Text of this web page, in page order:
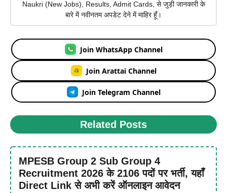
Naukri (New Jobs), Results, Admit Cards, से जुड़ी जानकारी के
बारे में नवीनतम अपडेट देने में माहिर हूँ।
Join WhatsApp Channel
Join Arattai Channel
Join Telegram Channel
Related Posts
MPESB Group 2 Sub Group 4
Recruitment 2026 के 2106 पदों पर भर्ती, यहाँ
Direct Link से अभी करें ऑनलाइन आवेदन